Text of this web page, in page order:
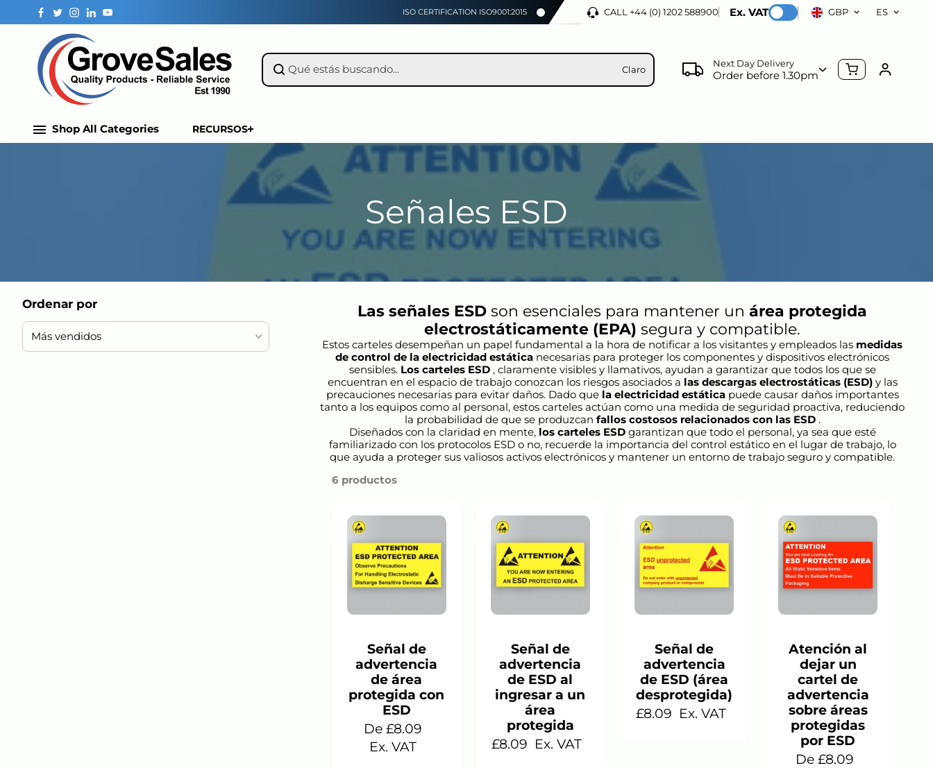
Saltar al
contenido
ISO CERTIFICATION ISO9001:2015 CALL +44 (0) 1202 588900 Ex. VAT GBP ES
Claro
Next Day Delivery
Order before 1.30pm
Shop All Categories RECURSOS
Señales ESD
Ordenar por
Más vendidos
Las señales ESD son esenciales para mantener un área protegida
electrostáticamente (EPA) segura y compatible.
Estos carteles desempeñan un papel fundamental a la hora de notificar a los visitantes y empleados las medidas
de control de la electricidad estática necesarias para proteger los componentes y dispositivos electrónicos
sensibles. Los carteles ESD, claramente visibles y llamativos, ayudan a garantizar que todos los que se
encuentran en el espacio de trabajo conozcan los riesgos asociados a las descargas electrostáticas (ESD)y las
precauciones necesarias para evitar daños. Dado que la electricidad estáticapuede causar daños importantes
tanto a los equipos como al personal, estos carteles actúan como una medida de seguridad proactiva, reduciendo
la probabilidad de que se produzcan fallos costosos relacionados con las ESD.
Diseñados con la claridad en mente, los carteles ESDgarantizan que todo el personal, ya sea que esté
familiarizado con los protocolos ESD o no, recuerde la importancia del control estático en el lugar de trabajo, lo
que ayuda a proteger sus valiosos activos electrónicos y mantener un entorno de trabajo seguro y compatible.
6 productos
Señal de
advertencia
de área
protegida con
ESD
De £8.09
Ex. VAT
Señal de
advertencia
de ESD al
ingresar a un
área
protegida
£8.09 Ex. VAT
Señal de
advertencia
de ESD (área
desprotegida)
£8.09 Ex. VAT
Atención al
dejar un
cartel de
advertencia
sobre áreas
protegidas
por ESD
De £8.09